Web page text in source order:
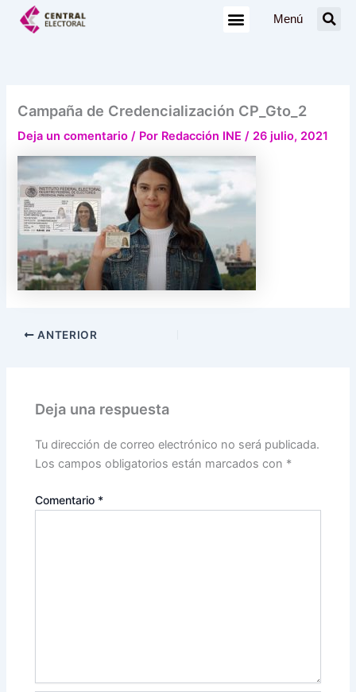
Menú
Campaña de Credencialización CP_Gto_2
Deja un comentario / Por Redacción INE/ 26 julio, 2021
ANTERIOR
Deja una respuesta
Tu dirección de correo electrónico no será publicada.
Los campos obligatorios están marcados con *
Comentario *